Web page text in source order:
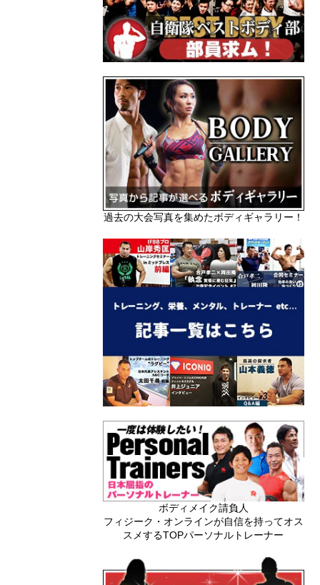
過去の大会写真を集めたボディギャラリー！
ボディメイク請負人
フィジーク・オンラインが自信を持ってオス
スメするTOPパーソナルトレーナー